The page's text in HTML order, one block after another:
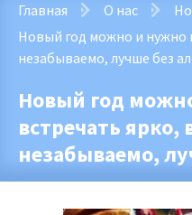
Главная О нас
Новый год можно и нужно
незабываемо, лучше без
Новый год
встречать ярко,
незабываемо,